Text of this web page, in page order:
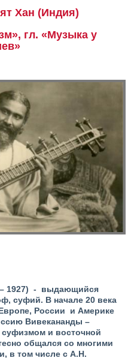
Хан (Индия)
гл. «Музыка у
1927) - выдающийся
суфий. В начале 20 века
России и Америке
Вивекананды –
и восточной
общался со многими
в том числе с А.Н.